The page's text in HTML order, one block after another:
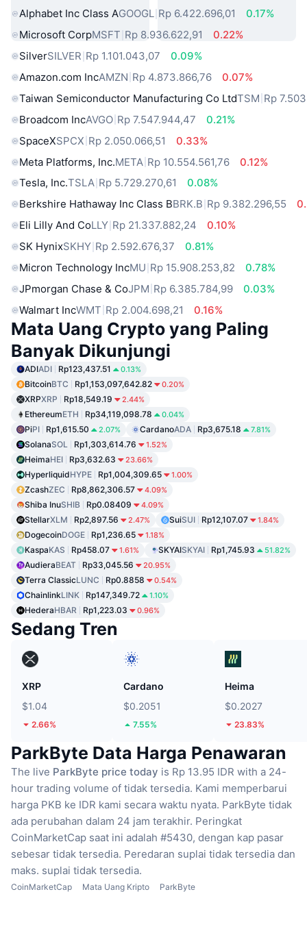
Alphabet Inc Class AGOOGL Rp 6.422.696,01
0.17%
Microsoft CorpMSFT Rp 8.936.622,91
0.22%
SilverSILVER Rp 1.101.043,07
0.09%
Amazon.com IncAMZN Rp 4.873.866,76
0.07%
Taiwan Semiconductor Manufacturing Co LtdTSM Rp
Broadcom IncAVGO Rp 7.547.944,47
0.21%
SpaceXSPCX Rp 2.050.066,51
0.33%
Meta Platforms, Inc.META Rp 10.554.561,76
0.12%
Tesla, Inc.TSLA Rp 5.729.270,61
0.08%
Berkshire Hathaway Inc Class BBRK.B Rp 9.382.296,55
Eli Lilly And CoLLY Rp 21.337.882,24
0.10%
SK HynixSKHY Rp 2.592.676,37
0.81%
Micron Technology IncMU Rp 15.908.253,82
0.78%
JPmorgan Chase & CoJPM Rp 6.385.784,99
0.03%
Walmart IncWMT Rp 2.004.698,21 0.16%
Mata Uang Crypto yang Paling
Banyak Dikunjungi
ADIADI Rp123,437.51 0.13%
BitcoinBTC Rp1,153,097,642.82 0.20%
XRPXRP Rp18,549.19 2.44%
EthereumETH Rp34,119,098.78 0.04%
PiPI Rp1,615.50 2.07% CardanoADA Rp3,675.18 7.81%
SolanaSOL Rp1,303,614.76 1.52%
HeimaHEI Rp3,632.63 23.66%
HyperliquidHYPE Rp1,004,309.65 1.00%
ZcashZEC Rp8,862,306.57 4.09%
Shiba InuSHIB Rp0.08409 4.09%
StellarXLM Rp2,897.56 2.47% SuiSUI Rp12,107.07 1.84%
DogecoinDOGE Rp1,236.65 1.18%
KaspaKAS Rp458.07 1.61% SKYAISKYAI Rp1,745.93 51.82%
AudieraBEAT Rp33,045.56 20.95%
Terra ClassicLUNC Rp0.8858 0.54%
ChainlinkLINK Rp147,349.72 1.10%
HederaHBAR Rp1,223.03 0.96%
Sedang Tren
XRP
$1.04
2.66%
Cardano
$0.2051
7.55%
Heima
$0.2027
23.83%
ParkByte Data Harga Penawaran
The live ParkByte price today is Rp 13.95 IDR with a 24-
hour trading volume of tidak tersedia. Kami memperbarui
harga PKB ke IDR kami secara waktu nyata. ParkByte tidak
ada perubahan dalam 24 jam terakhir. Peringkat
CoinMarketCap saat ini adalah #5430, dengan kap pasar
sebesar tidak tersedia. Peredaran suplai tidak tersedia dan
maks. suplai tidak tersedia.
CoinMarketCap Mata Uang Kripto ParkByte